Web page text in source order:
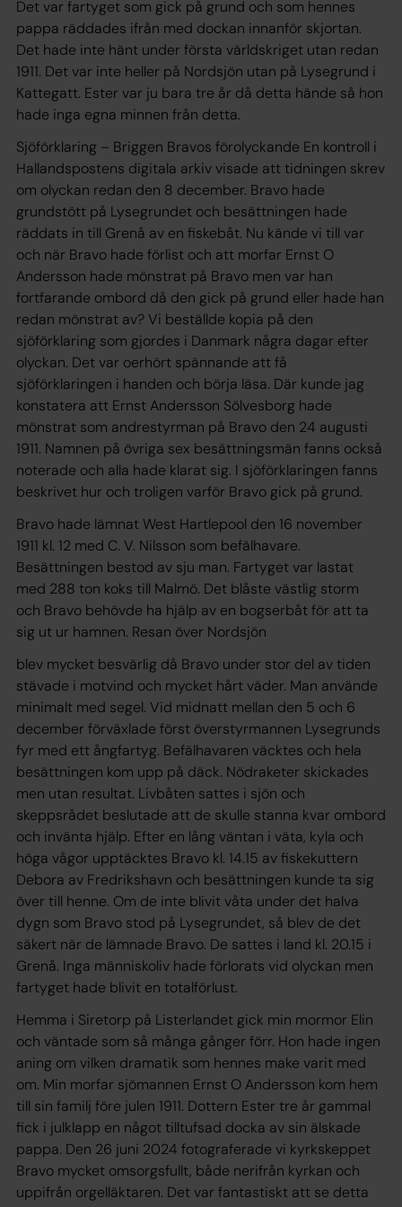
Det var fartyget som gick på grund och som hennes
pappa räddades ifrån med dockan innanför skjortan.
Det hade inte hänt under första världskriget utan redan
1911. Det var inte heller på Nordsjön utan på Lysegrund i
Kattegatt. Ester var ju bara tre år då detta hände så hon
hade inga egna minnen från detta.
Sjöförklaring – Briggen Bravos förolyckande En kontroll i
Hallandspostens digitala arkiv visade att tidningen skrev
om olyckan redan den 8 december. Bravo hade
grundstött på Lysegrundet och besättningen hade
räddats in till Grenå av en fiskebåt. Nu kände vi till var
och när Bravo hade förlist och att morfar Ernst O
Andersson hade mönstrat på Bravo men var han
fortfarande ombord då den gick på grund eller hade han
redan mönstrat av? Vi beställde kopia på den
sjöförklaring som gjordes i Danmark några dagar efter
olyckan. Det var oerhört spännande att få
sjöförklaringen i handen och börja läsa. Där kunde jag
konstatera att Ernst Andersson Sölvesborg hade
mönstrat som andrestyrman på Bravo den 24 augusti
1911. Namnen på övriga sex besättningsmän fanns också
noterade och alla hade klarat sig. I sjöförklaringen fanns
beskrivet hur och troligen varför Bravo gick på grund.
Bravo hade lämnat West Hartlepool den 16 november
1911 kl. 12 med C. V. Nilsson som befälhavare.
Besättningen bestod av sju man. Fartyget var lastat
med 288 ton koks till Malmö. Det blåste västlig storm
och Bravo behövde ha hjälp av en bogserbåt för att ta
sig ut ur hamnen. Resan över Nordsjön
blev mycket besvärlig då Bravo under stor del av tiden
stävade i motvind och mycket hårt väder. Man använde
minimalt med segel. Vid midnatt mellan den 5 och 6
december förväxlade först överstyrmannen Lysegrunds
fyr med ett ångfartyg. Befälhavaren väcktes och hela
besättningen kom upp på däck. Nödraketer skickades
men utan resultat. Livbåten sattes i sjön och
skeppsrådet beslutade att de skulle stanna kvar ombord
och invänta hjälp. Efter en lång väntan i väta, kyla och
höga vågor upptäcktes Bravo kl. 14.15 av fiskekuttern
Debora av Fredrikshavn och besättningen kunde ta sig
över till henne. Om de inte blivit våta under det halva
dygn som Bravo stod på Lysegrundet, så blev de det
säkert när de lämnade Bravo. De sattes i land kl. 20.15 i
Grenå. Inga människoliv hade förlorats vid olyckan men
fartyget hade blivit en totalförlust.
Hemma i Siretorp på Listerlandet gick min mormor Elin
och väntade som så många gånger förr. Hon hade ingen
aning om vilken dramatik som hennes make varit med
om. Min morfar sjömannen Ernst O Andersson kom hem
till sin familj före julen 1911. Dottern Ester tre år gammal
fick i julklapp en något tilltufsad docka av sin älskade
pappa. Den 26 juni 2024 fotograferade vi kyrkskeppet
Bravo mycket omsorgsfullt, både nerifrån kyrkan och
uppifrån orgelläktaren. Det var fantastiskt att se detta